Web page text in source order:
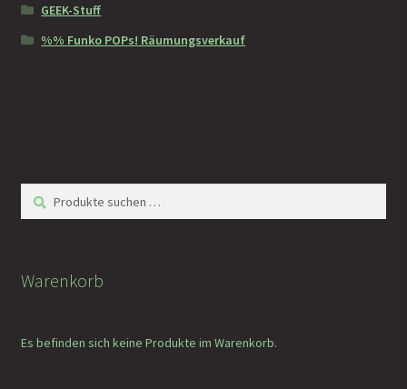
GEEK-Stuff
%% Funko POPs! Räumungsverkauf
Suchen
nach:
Suchen
Warenkorb
Es befinden sich keine Produkte im Warenkorb.